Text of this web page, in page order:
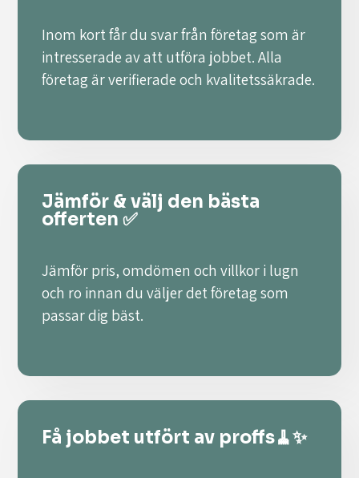
Inom kort får du svar från företag som är
intresserade av att utföra jobbet. Alla
företag är verifierade och kvalitetssäkrade.
Jämför & välj den bästa
offerten ✅
Jämför pris, omdömen och villkor i lugn
och ro innan du väljer det företag som
passar dig bäst.
Få jobbet utfört av proffs🧹✨